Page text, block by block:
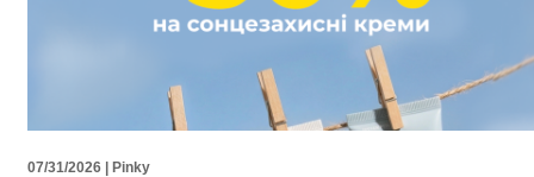
07/31/2026 | Pinky